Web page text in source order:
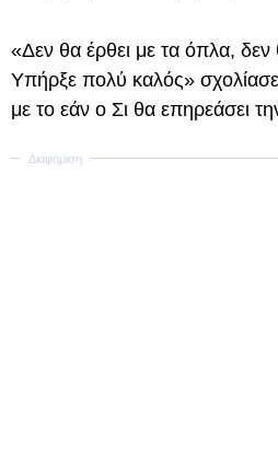
«Δεν θα έρθει με τα όπλα, δεν
Υπήρξε πολύ καλός»
με το εάν ο Σι θα επηρεάσει